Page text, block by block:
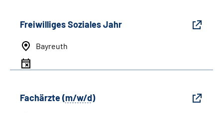
Freiwilliges Soziales Jahr
Bayreuth
Fachärzte (m/w/d)